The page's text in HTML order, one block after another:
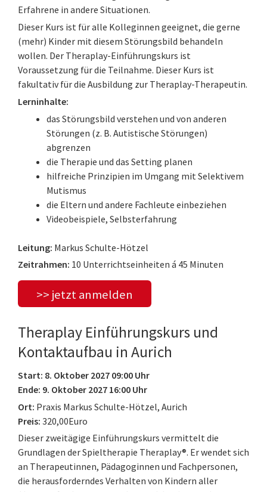
Erfahrene in andere Situationen.
Dieser Kurs ist für alle Kolleginnen geeignet, die gerne
(mehr) Kinder mit diesem Störungsbild behandeln
wollen. Der Theraplay-Einführungskurs ist
Voraussetzung für die Teilnahme. Dieser Kurs ist
fakultativ für die Ausbildung zur Theraplay-Therapeutin.
Lerninhalte:
das Störungsbild verstehen und von anderen
Störungen (z. B. Autistische Störungen)
abgrenzen
die Therapie und das Setting planen
hilfreiche Prinzipien im Umgang mit Selektivem
Mutismus
die Eltern und andere Fachleute einbeziehen
Videobeispiele, Selbsterfahrung
Leitung: Markus Schulte-Hötzel
Zeitrahmen: 10 Unterrichtseinheiten á 45 Minuten
>> jetzt anmelden
Theraplay Einführungskurs und
Kontaktaufbau in Aurich
Start: 8. Oktober 2027 09:00 Uhr
Ende: 9. Oktober 2027 16:00 Uhr
Ort: Praxis Markus Schulte-Hötzel, Aurich
Preis: 320,00Euro
Dieser zweitägige Einführungskurs vermittelt die
Grundlagen der Spieltherapie Theraplay®. Er wendet sich
an Therapeutinnen, Pädagoginnen und Fachpersonen,
die herausforderndes Verhalten von Kindern aller